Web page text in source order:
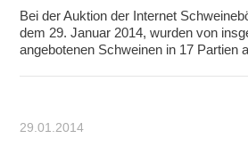
Bei der Auktion der Internet
dem 29. Januar 2014, wurden von
angebotenen Schweinen in 17 Partien
29.01.2014